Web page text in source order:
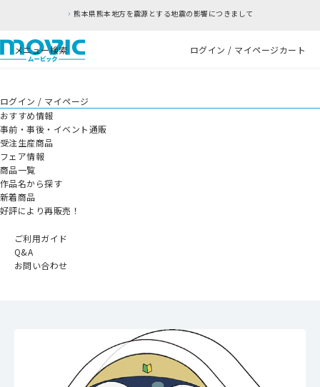
熊本県熊本地方を震源とする地震の影響につきまして
メニュー検索 ログイン / マイページカート
ログイン / マイページ
おすすめ情報
事前・事後・イベント通販
受注生産商品
フェア情報
商品一覧
作品名から探す
新着商品
好評により再販売！
ご利用ガイド
Q&A
お問い合わせ